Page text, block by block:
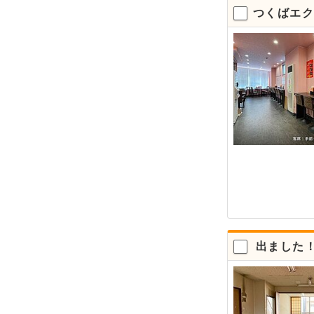
つくばエ
居抜き物
出ました